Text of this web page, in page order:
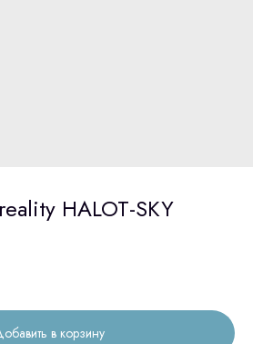
HALOT-SKY
в корзину